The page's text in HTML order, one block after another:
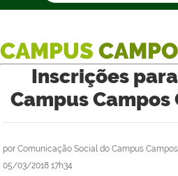
CAMPUS
Inscrições
Campus Campos
por Comunicação Social do Campus
05/03/2018 17h34